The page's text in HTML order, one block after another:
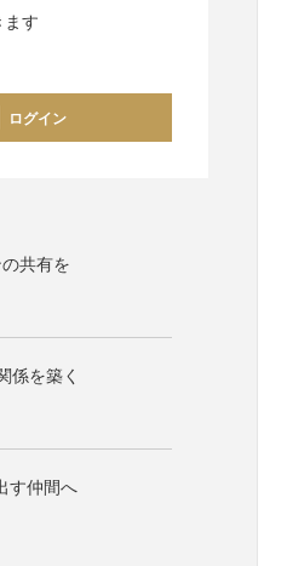
す
ログイン
共有を
係を築く
す仲間へ